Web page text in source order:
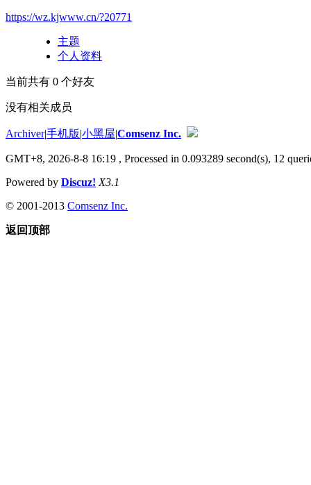
https://wz.kjwww.cn/?20771
主题
个人资料
当前共有 0 个好友
没有相关成员
Archiver|手机版|小黑屋|Comsenz Inc.
GMT+8, 2026-8-8 16:19 , Processed in 0.093289 second(s), 12
Powered by Discuz! X3.1
© 2001-2013 Comsenz Inc.
返回顶部